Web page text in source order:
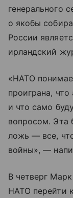
генерального
о якобы
России
ирландский
«НАТО
проиграна,
и что само
вопросом. Эта
ложь — все,
войны», —
В четверг
НАТО перейти